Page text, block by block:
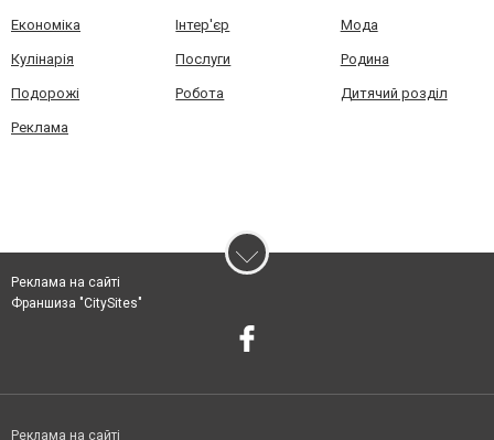
Економіка Інтер'єр Мода
Кулінарія Послуги Родина
Подорожі Робота Дитячий розділ
Реклама
Реклама на сайті
Франшиза "CitySites"
Реклама на сайті